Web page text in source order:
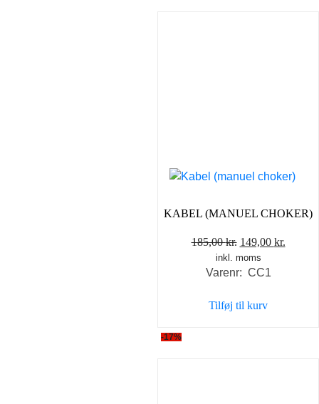
KABEL (MANUEL CHOKER)
185,00kr. Den
oprindelige
pris
185,00 kr..
149,00 kr.Den
inkl. moms
Varenr: CC1
Tilføj til kurv
-17%